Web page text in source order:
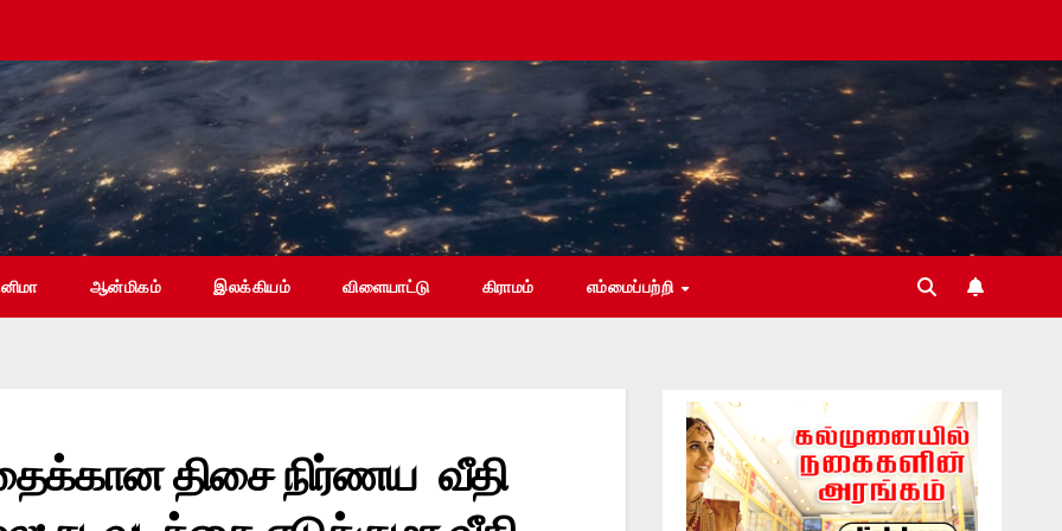
ஆன்மிகம் இலக்கியம் விளையாட்டு கிராமம் எம்மைப்பற்றி
திசை நிர்ணய வீதி